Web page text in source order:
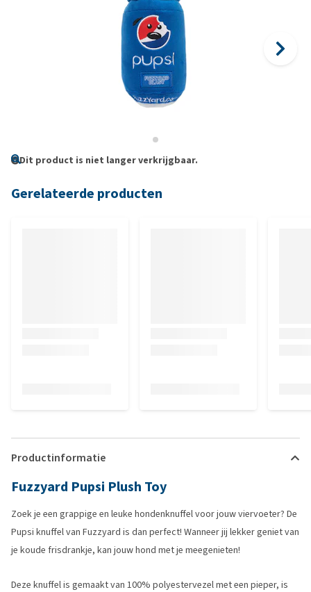
Dit product is niet langer verkrijgbaar.
Gerelateerde producten
Productinformatie
Fuzzyard Pupsi Plush Toy
Zoek je een grappige en leuke hondenknuffel voor jouw viervoeter? De
Pupsi knuffel van Fuzzyard is dan perfect! Wanneer jij lekker geniet van
je koude frisdrankje, kan jouw hond met je meegenieten!
Deze knuffel is gemaakt van 100% polyestervezel met een pieper, is